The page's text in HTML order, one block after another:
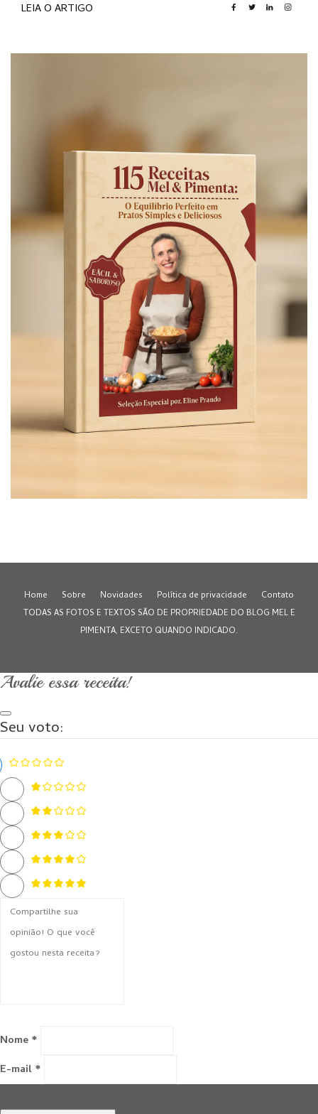
LEIA O ARTIGO
Home Sobre Novidades Política de privacidade
Contato
TODAS AS FOTOS E TEXTOS SÃO DE PROPRIEDADE DO BLOG MEL E
PIMENTA, EXCETO QUANDO INDICADO.
Avalie essa receita!
Seu voto:
Nome *
E-mail *